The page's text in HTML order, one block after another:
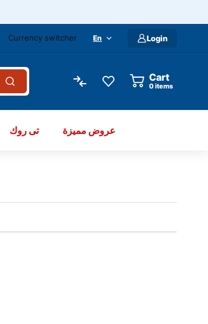
Currency switcher En Login
Cart
items
تى روك عروض مميزة